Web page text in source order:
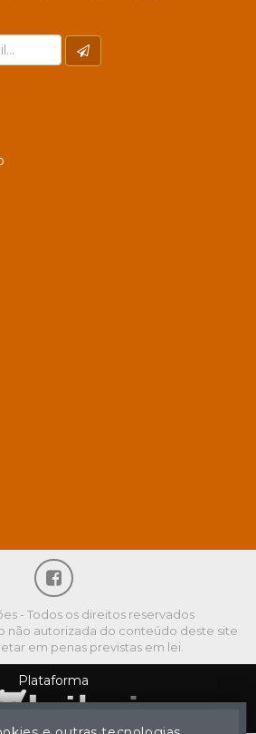
- Todos os direitos reservados
não autorizada do conteúdo deste site
em penas previstas em lei.
Plataforma